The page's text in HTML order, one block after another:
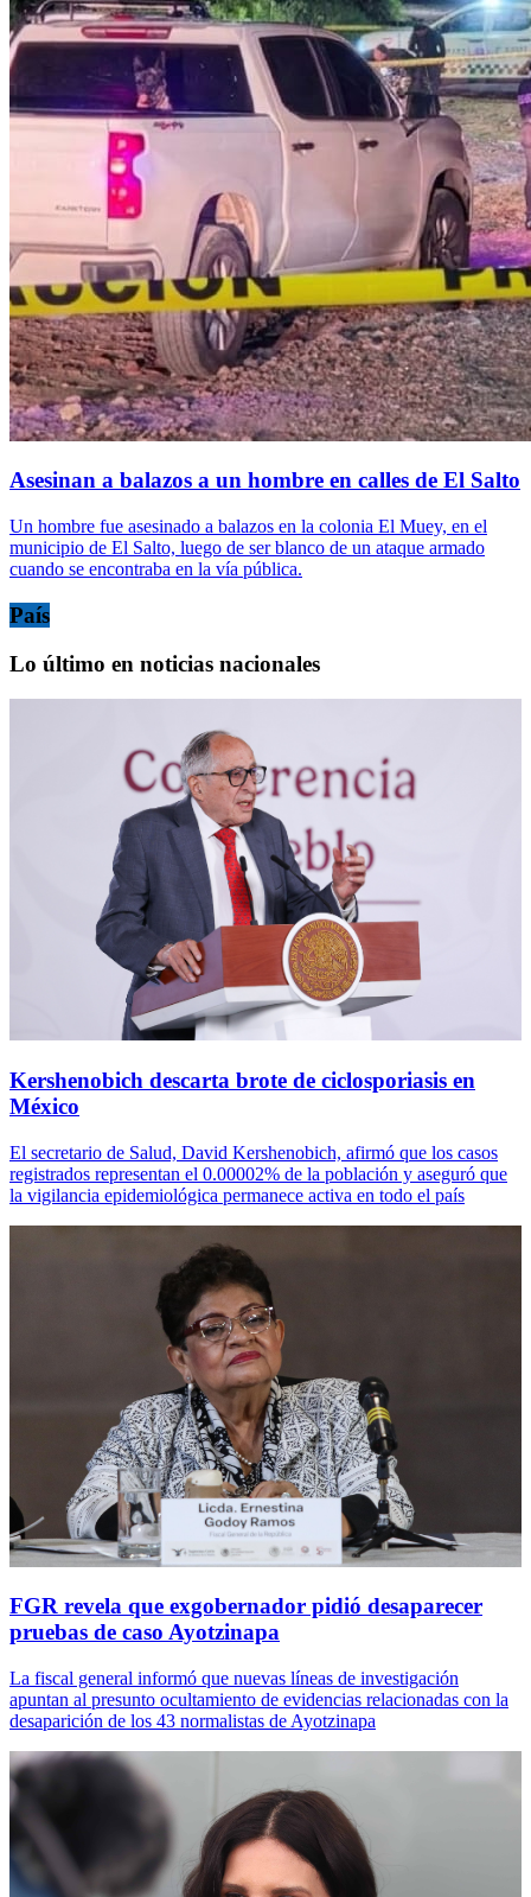
Asesinan a balazos a un hombre en calles de El Salto
Un hombre fue asesinado a balazos en la colonia El Muey, en el
municipio de El Salto, luego de ser blanco de un ataque armado
cuando se encontraba en la vía pública.
País
Lo último en noticias nacionales
Kershenobich descarta brote de ciclosporiasis en
México
El secretario de Salud, David Kershenobich, afirmó que los casos
registrados representan el 0.00002% de la población y aseguró que
la vigilancia epidemiológica permanece activa en todo el país
FGR revela que exgobernador pidió desaparecer
pruebas de caso Ayotzinapa
La fiscal general informó que nuevas líneas de investigación
apuntan al presunto ocultamiento de evidencias relacionadas con la
desaparición de los 43 normalistas de Ayotzinapa